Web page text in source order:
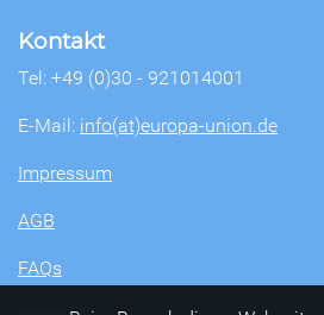
Kontakt
Tel: +49 (0)30 - 921014001
E-Mail: info(at)europa-union.de
Impressum
AGB
FAQs